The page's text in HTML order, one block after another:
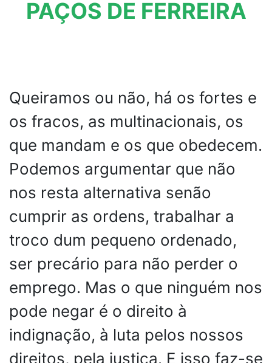
PAÇOS DE FERREIRA
Queiramos ou não, há os fortes e
os fracos, as multinacionais, os
que mandam e os que obedecem.
Podemos argumentar que não
nos resta alternativa senão
cumprir as ordens, trabalhar a
troco dum pequeno ordenado,
ser precário para não perder o
emprego. Mas o que ninguém nos
pode negar é o direito à
indignação, à luta pelos nossos
direitos, pela justiça. E isso faz-se